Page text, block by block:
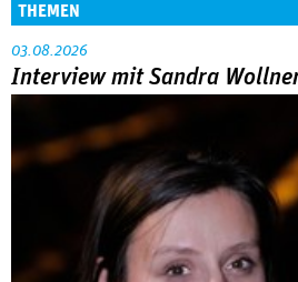
THEMEN
03.08.2026
Interview mit Sandra